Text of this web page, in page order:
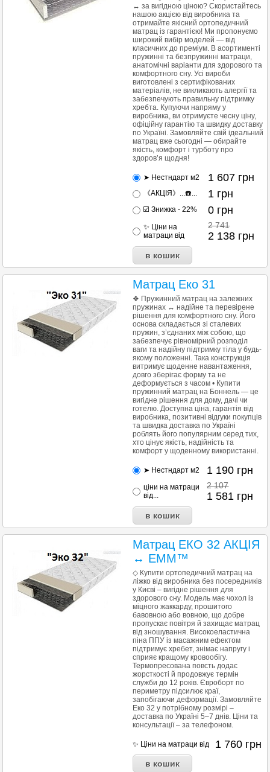
↔ за вигідною ціною? Скористайтесь
нашою акцією від виробника та
отримайте якісний ортопедичний
матрац із гарантією! Ми пропонуємо
широкий вибір моделей — від
класичних до преміум. В асортименті
пружинні та безпружинні матраци,
анатомічні варіанти для здорового та
комфортного сну. Усі вироби
виготовлені з сертифікованих
матеріалів, не викликають алергії та
забезпечують правильну підтримку
хребта. Купуючи напряму у
виробника, ви отримуєте чесну ціну,
офіційну гарантію та швидку доставку
по Україні. Замовляйте свій ідеальний
матрац вже сьогодні — обирайте
якість, комфорт і турботу про
здоров’я щодня!
➤ Нестндарт м2 1 607 грн
《АКЦІЯ》...☎️... 1 грн
☑️ Знижка - 22% 0 грн
✨ Ціни на
матраци від
2 741
2 138 грн
Матрац Еко 31
❖ Пружинний матрац на залежних
пружинах ↔ надійне та перевірене
рішення для комфортного сну. Його
основа складається зі сталевих
пружин, з’єднаних між собою, що
забезпечує рівномірний розподіл
ваги та надійну підтримку тіла у будь-
якому положенні. Така конструкція
витримує щоденне навантаження,
довго зберігає форму та не
деформується з часом • Купити
пружинний матрац на Боннель — це
вигідне рішення для дому, дачі чи
готелю. Доступна ціна, гарантія від
виробника, позитивні відгуки покупців
та швидка доставка по Україні
роблять його популярним серед тих,
хто цінує якість, надійність та
комфорт у щоденному використанні.
➤ Нестндарт м2 1 190 грн
ціни на матраци
від...
2 107
1 581 грн
Матрац ЕКО 32 АКЦІЯ
↔ EMM™
◇ Купити ортопедичний матрац на
ліжко від виробника без посередників
у Києві – вигідне рішення для
здорового сну. Модель має чохол із
міцного жаккарду, прошитого
бавовною або вовною, що добре
пропускає повітря й захищає матрац
від зношування. Високоеластична
піна ППУ із масажним ефектом
підтримує хребет, знімає напругу і
сприяє кращому кровообігу.
Термопресована повсть додає
жорсткості й продовжує термін
служби до 12 років. Євроборт по
периметру підсилює краї,
запобігаючи деформації. Замовляйте
Еко 32 у потрібному розмірі –
доставка по Україні 5–7 днів. Ціни та
консультації – за телефоном.
✨ Ціни на матраци від 1 760 грн